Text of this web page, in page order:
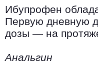
Ибупрофен
Первую дневную
дозы — на
Анальгин